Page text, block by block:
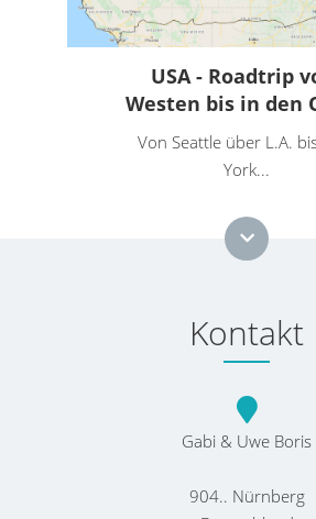
USA - Roadtrip
Westen bis in den
Von Seattle über L.A.
York...
Kontakt
Gabi & Uwe Boris
904.. Nürnberg